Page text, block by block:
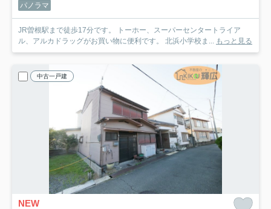
パノラマ
JR曽根駅まで徒歩17分です。 トーホー、スーパーセンタートライア
ル、アルカドラッグがお買い物に便利です。 北浜小学校ま...
もっと見る
中古一戸建
NEW